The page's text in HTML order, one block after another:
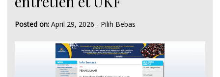
Posted on: April 29, 2026 - Pilih Bebas